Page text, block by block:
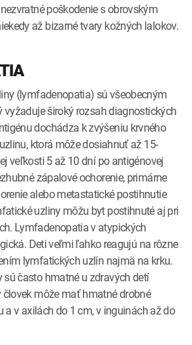
poškodenie s obrovským
až bizarné tvary kožných lalokov.
(lymfadenopatia) sú všeobecným
vyžaduje široký rozsah diagnostických
dochádza k zvýšeniu krvného
ktorá môže dosiahnuť až 15-
veľkosti 5 až 10 dní po antigénovej
zápalové ochorenie, primárne
alebo metastatické postihnutie
uzliny môžu byt postihnuté aj pri
Lymfadenopatia v atypických
Deti veľmi ľahko reagujú na rôzne
lymfatických uzlín najmä na krku.
často hmatné u zdravých detí
človek môže mať hmatné drobné
a v axilách do 1 cm, v inguinách až do